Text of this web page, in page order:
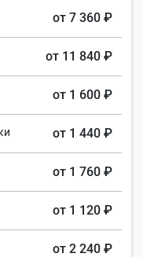
от 7 360 ₽
от 11 840 ₽
от 1 600 ₽
от 1 440 ₽
от 1 760 ₽
от 1 120 ₽
от 2 240 ₽